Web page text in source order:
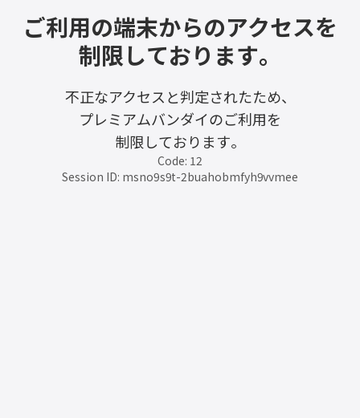
ご利用の端末からのアクセスを
制限しております。
不正なアクセスと判定されたため、
プレミアムバンダイのご利用を
制限しております。
Code: 12
Session ID: msno9s9t-2buahobmfyh9vvmee